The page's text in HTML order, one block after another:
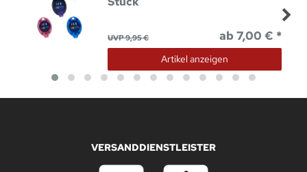
UVP 9,95 € ab 7,00 € *
Artikel anzeigen
VERSANDDIENSTLEISTER